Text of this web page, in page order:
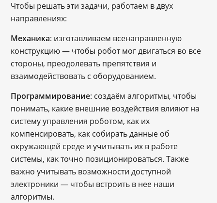
Чтобы решать эти задачи, работаем в двух
направлениях:
Механика: изготавливаем всенаправленную
конструкцию ― чтобы робот мог двигаться во все
стороны, преодолевать препятствия и
взаимодействовать с оборудованием.
Программирование: создаём алгоритмы, чтобы
понимать, какие внешние воздействия влияют на
систему управления роботом, как их
компенсировать, как собирать данные об
окружающей среде и учитывать их в работе
системы, как точно позиционироваться. Также
важно учитывать возможности доступной
электроники — чтобы встроить в нее наши
алгоритмы.